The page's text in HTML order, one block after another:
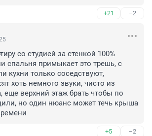
+21 –2
со студией за стенкой 100%
спальня примыкает это трешь, с
кухни только соседствуют,
хоть немного звуки, чисто из
еще верхний этаж брать чтобы по
но один нюанс может течь крыша
+5 –2